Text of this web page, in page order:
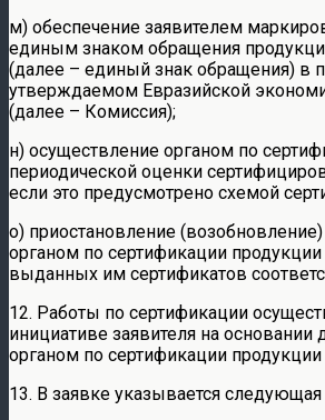
м) обеспечение заявителем
единым знаком обращения
(далее – единый знак обращения) в
утверждаемом Евразийской
(далее – Комиссия);
н) осуществление органом по
периодической оценки
если это предусмотрено схемой
о) приостановление
органом по сертификации
выданных им сертификатов
12. Работы по сертификации
инициативе заявителя на
органом по сертификации продукции
13. В заявке указывается